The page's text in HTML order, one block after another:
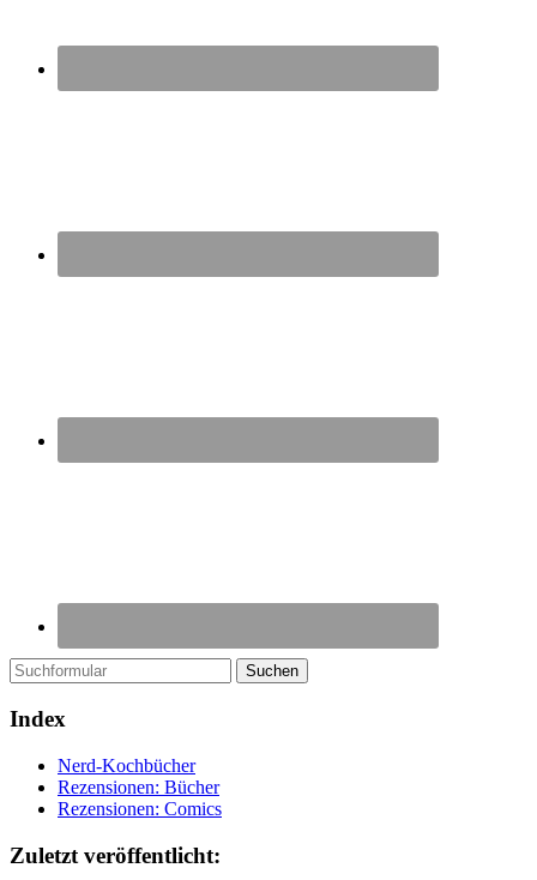
Suchen
Index
Nerd-Kochbücher
Rezensionen: Bücher
Rezensionen: Comics
Zuletzt veröffentlicht: